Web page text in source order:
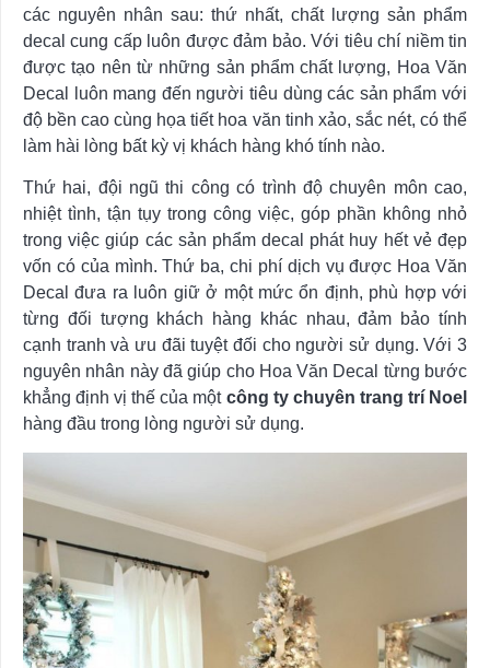
các nguyên nhân sau: thứ nhất, chất lượng sản phẩm
decal cung cấp luôn được đảm bảo. Với tiêu chí niềm tin
được tạo nên từ những sản phẩm chất lượng, Hoa Văn
Decal luôn mang đến người tiêu dùng các sản phẩm với
độ bền cao cùng họa tiết hoa văn tinh xảo, sắc nét, có thể
làm hài lòng bất kỳ vị khách hàng khó tính nào.
Thứ hai, đội ngũ thi công có trình độ chuyên môn cao,
nhiệt tình, tận tụy trong công việc, góp phần không nhỏ
trong việc giúp các sản phẩm decal phát huy hết vẻ đẹp
vốn có của mình. Thứ ba, chi phí dịch vụ được Hoa Văn
Decal đưa ra luôn giữ ở một mức ổn định, phù hợp với
từng đối tượng khách hàng khác nhau, đảm bảo tính
cạnh tranh và ưu đãi tuyệt đối cho người sử dụng. Với 3
nguyên nhân này đã giúp cho Hoa Văn Decal từng bước
khẳng định vị thế của một công ty chuyên trang trí Noel
hàng đầu trong lòng người sử dụng.